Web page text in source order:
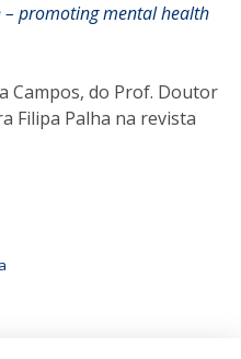
promoting mental health
Campos, do Prof. Doutor
Filipa Palha na revista